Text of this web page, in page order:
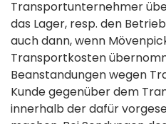
Transportunternehmer
das Lager, resp. den
auch dann, wenn
Transportkosten
Beanstandungen wegen
Kunde gegenüber dem
innerhalb der dafür